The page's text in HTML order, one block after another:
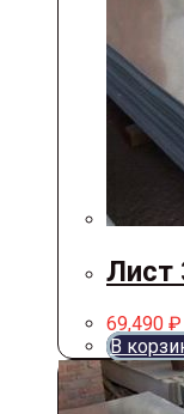
Лист
69,490 ₽
В